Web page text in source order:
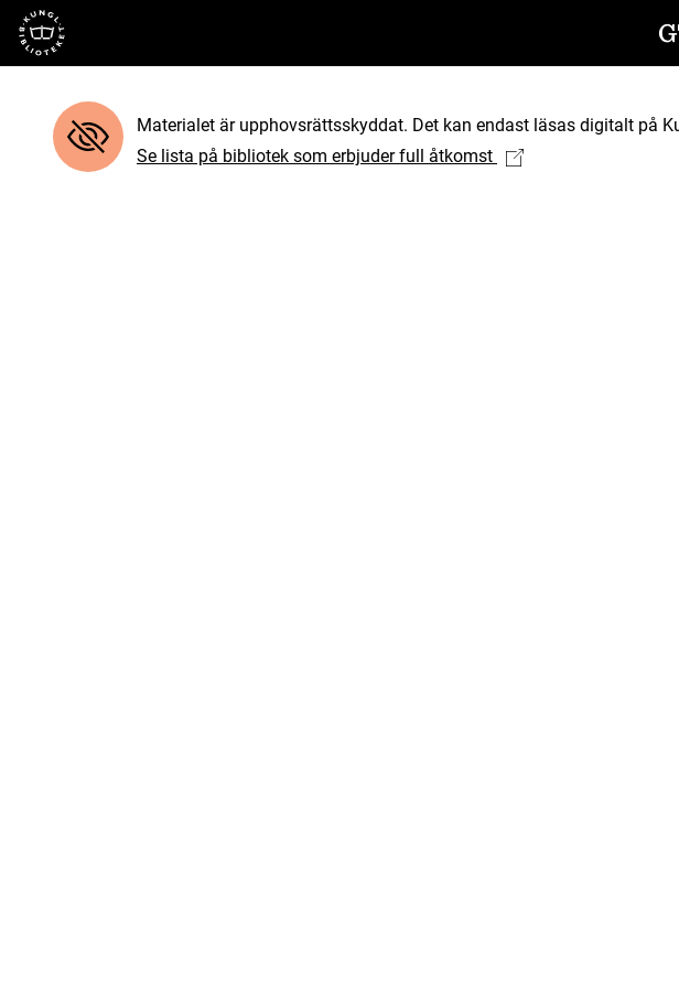
Till startsidan
Materialet är upphovsrättsskyddat. Det kan endast läsas digitalt på
Se lista på bibliotek som erbjuder full åtkomst